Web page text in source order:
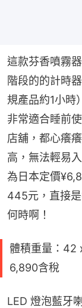
這款芬香噴霧
階段的的計時
規產品約1小時
非常適合睡前
店舖，都心癢
高，無法輕易
為日本定價
445元，直接
何時啊！
體積重量：42
6,890含稅
LED 燈泡藍